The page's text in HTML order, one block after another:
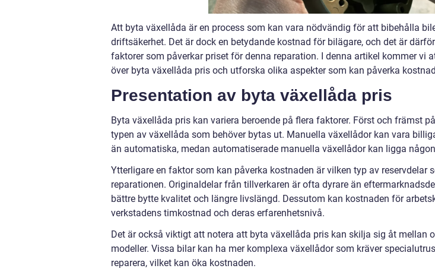
Att byta växellåda är en process som kan vara nödvändig för att bibehålla
driftsäkerhet. Det är dock en betydande kostnad för bilägare, och det är
faktorer som påverkar priset för denna reparation. I denna artikel kommer vi
över byta växellåda pris och utforska olika aspekter som kan påverka
Presentation av byta växellåda pris
Byta växellåda pris kan variera beroende på flera faktorer. Först och främst
typen av växellåda som behöver bytas ut. Manuella växellådor kan vara
än automatiska, medan automatiserade manuella växellådor kan ligga
Ytterligare en faktor som kan påverka kostnaden är vilken typ av reservdelar
reparationen. Originaldelar från tillverkaren är ofta dyrare än
bättre bytte kvalitet och längre livslängd. Dessutom kan kostnaden för
verkstadens timkostnad och deras erfarenhetsnivå.
Det är också viktigt att notera att byta växellåda pris kan skilja sig åt mellan
modeller. Vissa bilar kan ha mer komplexa växellådor som kräver
reparera, vilket kan öka kostnaden.